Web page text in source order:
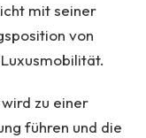
mit seiner
von
zu einer
führen und die